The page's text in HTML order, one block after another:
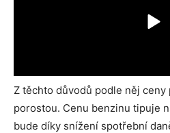
Z těchto důvodů podle něj
porostou. Cenu benzinu tipuje
bude díky snížení spotřební